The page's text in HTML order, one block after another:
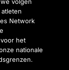
Network
het
nationale